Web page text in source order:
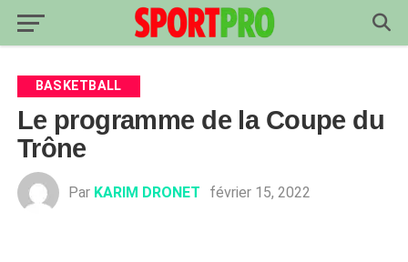
BASKETBALL
Le programme de la Coupe du
Trône
Par KARIM DRONET février 15, 2022